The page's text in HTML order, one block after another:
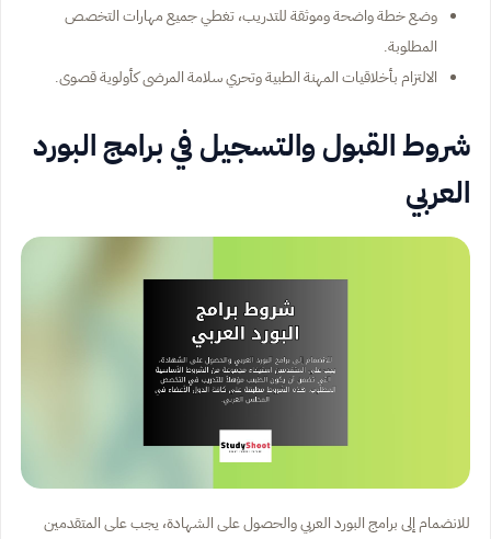
وضع خطة واضحة وموثقة للتدريب، تغطي جميع مهارات التخصص
المطلوبة.
الالتزام بأخلاقيات المهنة الطبية وتحري سلامة المرضى كأولوية قصوى.
شروط القبول والتسجيل في برامج البورد
العربي
للانضمام إلى برامج البورد العربي والحصول على الشهادة، يجب على المتقدمين